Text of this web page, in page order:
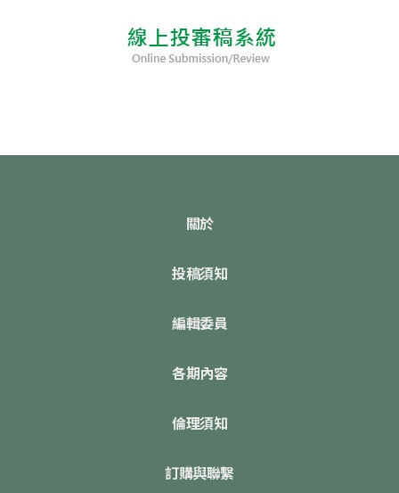
關於
投稿須知
編輯委員
各期內容
倫理須知
訂購與聯繫